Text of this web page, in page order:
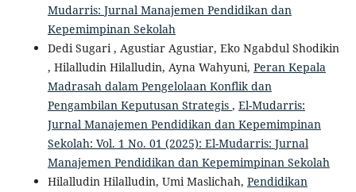
Mudarris: Jurnal Manajemen Pendidikan dan
Kepemimpinan Sekolah
Dedi Sugari , Agustiar Agustiar, Eko Ngabdul Shodikin
, Hilalludin Hilalludin, Ayna Wahyuni, Peran Kepala
Madrasah dalam Pengelolaan Konflik dan
Pengambilan Keputusan Strategis , El-Mudarris:
Jurnal Manajemen Pendidikan dan Kepemimpinan
Sekolah: Vol. 1 No. 01 (2025): El-Mudarris: Jurnal
Manajemen Pendidikan dan Kepemimpinan Sekolah
Hilalludin Hilalludin, Umi Maslichah, Pendidikan